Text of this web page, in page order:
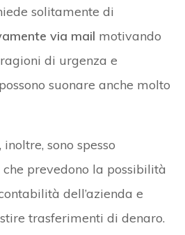
solitamente di
via mail motivando
di urgenza e
suonare anche molto
sono spesso
prevedono la possibilità
dell’azienda e
trasferimenti di denaro.